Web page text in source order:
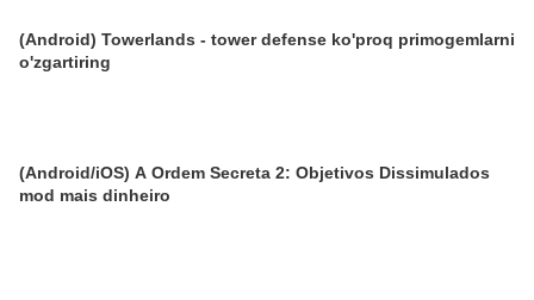
(Android) Towerlands - tower defense ko'proq primogemlarni
o'zgartiring
(Android/iOS) A Ordem Secreta 2: Objetivos Dissimulados
mod mais dinheiro